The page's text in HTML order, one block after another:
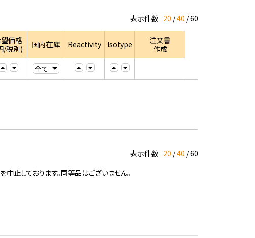
表示件数 20 40 60
価格
/税別)
国内在庫 Reactivity Isotype
注文書
作成
表示件数 20 40 60
しております。同等品はございません。